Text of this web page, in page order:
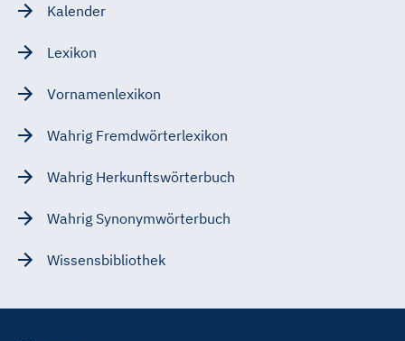
Kalender
Lexikon
Vornamenlexikon
Wahrig Fremdwörterlexikon
Wahrig Herkunftswörterbuch
Wahrig Synonymwörterbuch
Wissensbibliothek